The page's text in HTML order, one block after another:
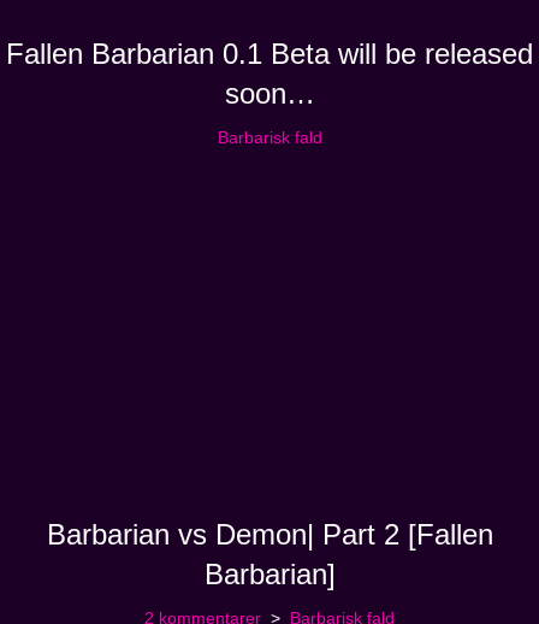
Fallen Barbarian 0.1 Beta will be released
soon…
Barbarisk fald
Barbarian vs Demon| Part 2 [Fallen
Barbarian]
2 kommentarer Barbarisk fald